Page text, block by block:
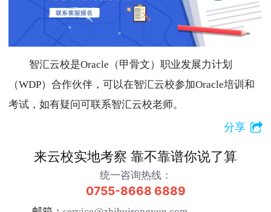
智汇云校是Oracle（甲骨文）职业发展力计划
（WDP）合作伙伴，可以在智汇云校参加Oracle培训和
考试，如有疑问可联系智汇云校老师。
分享
来云校实地考察 靠不靠谱你说了算
统一咨询热线：
0755-8668 6889